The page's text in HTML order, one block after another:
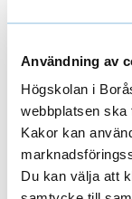
Användning av
Högskolan i
webbplatsen ska
Kakor kan
Du kan välja att
Magnus
för
Sparbanken